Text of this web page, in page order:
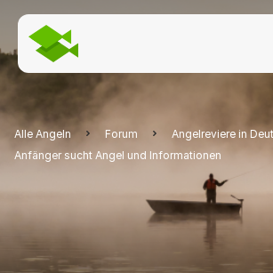
Alle Angeln Forum
Angelreviere in
Anfänger sucht Angel und Informationen